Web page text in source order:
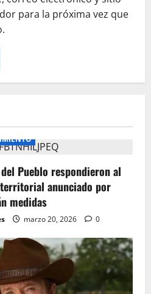
para la próxima vez que
Pueblo respondieron al
anunciado por
medidas
marzo 20, 2026 0